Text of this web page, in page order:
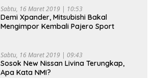
Sabtu, 16 Maret 2019 | 10:53
Demi Xpander, Mitsubishi Bakal
Mengimpor Kembali Pajero Sport
Sabtu, 16 Maret 2019 | 09:43
Sosok New Nissan Livina Terungkap,
Apa Kata NMI?